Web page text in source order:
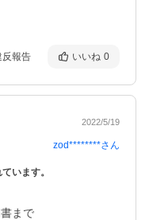
反報告 いいね 0
2022/5/19
zod********さん
います。
まで